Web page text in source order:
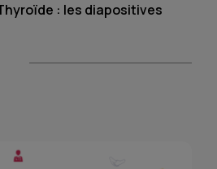
: les diapositives